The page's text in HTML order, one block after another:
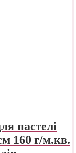
пастелі
160 г/м.кв.